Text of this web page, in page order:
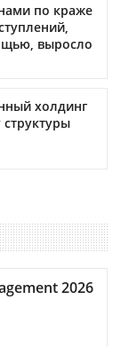
по краже
выросло
холдинг
2026